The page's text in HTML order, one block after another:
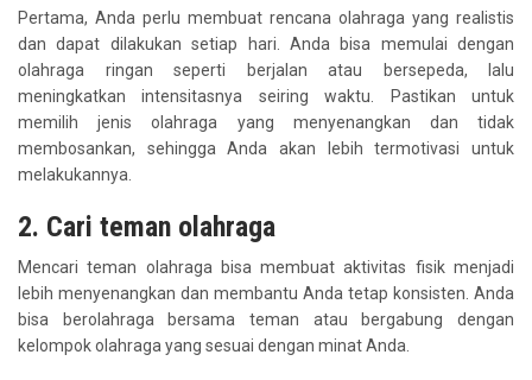
Pertama, Anda perlu membuat rencana olahraga yang realistis
dan dapat dilakukan setiap hari. Anda bisa memulai dengan
olahraga ringan seperti berjalan atau bersepeda, lalu
meningkatkan intensitasnya seiring waktu. Pastikan untuk
memilih jenis olahraga yang menyenangkan dan tidak
membosankan, sehingga Anda akan lebih termotivasi untuk
melakukannya.
2. Cari teman olahraga
Mencari teman olahraga bisa membuat aktivitas fisik menjadi
lebih menyenangkan dan membantu Anda tetap konsisten. Anda
bisa berolahraga bersama teman atau bergabung dengan
kelompok olahraga yang sesuai dengan minat Anda.